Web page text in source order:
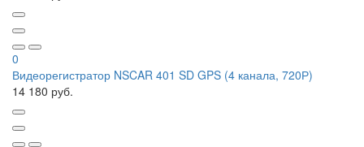
0
Видеорегистратор NSCAR 401 SD GPS (4 канала, 720Р)
14 180 руб.